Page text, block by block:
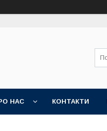
НАС КОНТАКТИ